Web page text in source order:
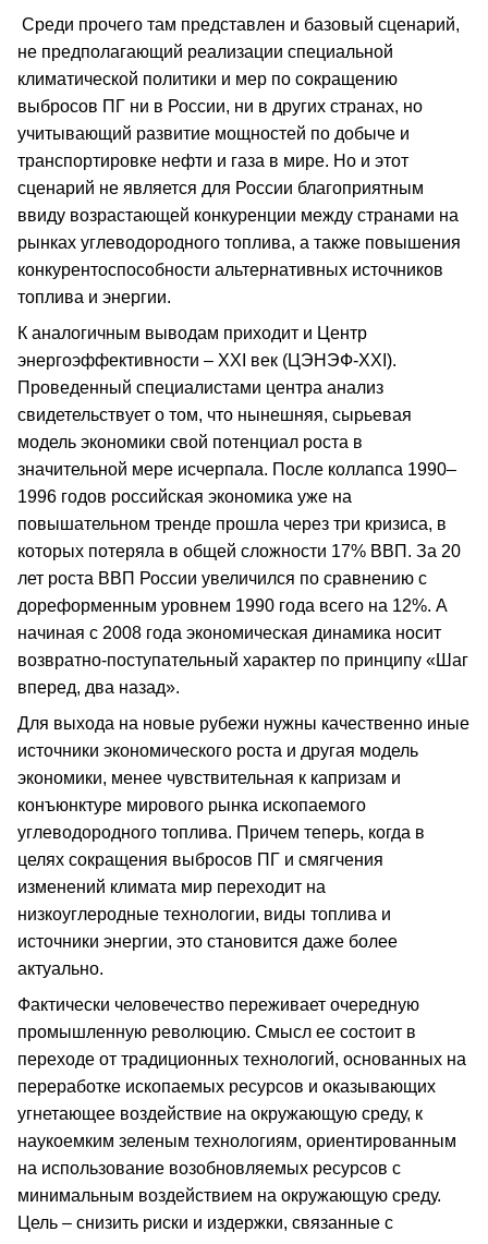
Среди прочего там представлен и базовый сценарий,
не предполагающий реализации специальной
климатической политики и мер по сокращению
выбросов ПГ ни в России, ни в других странах, но
учитывающий развитие мощностей по добыче и
транспортировке нефти и газа в мире. Но и этот
сценарий не является для России благоприятным
ввиду возрастающей конкуренции между странами на
рынках углеводородного топлива, а также повышения
конкурентоспособности альтернативных источников
топлива и энергии.
К аналогичным выводам приходит и Центр
энергоэффективности – XXI век (ЦЭНЭФ-XXI).
Проведенный специалистами центра анализ
свидетельствует о том, что нынешняя, сырьевая
модель экономики свой потенциал роста в
значительной мере исчерпала. После коллапса 1990–
1996 годов российская экономика уже на
повышательном тренде прошла через три кризиса, в
которых потеряла в общей сложности 17% ВВП. За 20
лет роста ВВП России увеличился по сравнению с
дореформенным уровнем 1990 года всего на 12%. А
начиная с 2008 года экономическая динамика носит
возвратно-поступательный характер по принципу «Шаг
вперед, два назад».
Для выхода на новые рубежи нужны качественно иные
источники экономического роста и другая модель
экономики, менее чувствительная к капризам и
конъюнктуре мирового рынка ископаемого
углеводородного топлива. Причем теперь, когда в
целях сокращения выбросов ПГ и смягчения
изменений климата мир переходит на
низкоуглеродные технологии, виды топлива и
источники энергии, это становится даже более
актуально.
Фактически человечество переживает очередную
промышленную революцию. Смысл ее состоит в
переходе от традиционных технологий, основанных на
переработке ископаемых ресурсов и оказывающих
угнетающее воздействие на окружающую среду, к
наукоемким зеленым технологиям, ориентированным
на использование возобновляемых ресурсов с
минимальным воздействием на окружающую среду.
Цель – снизить риски и издержки, связанные с